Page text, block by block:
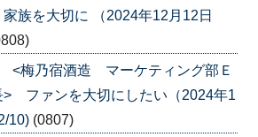
族を大切に （2024年12月12日
<梅乃宿酒造 マーケティング部Ｅ
ファンを大切にしたい（2024年1
10) (0807)